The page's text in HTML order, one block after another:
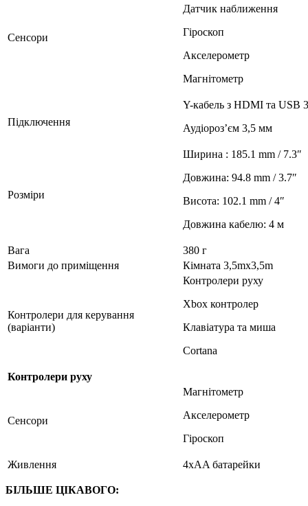
Сенсори
Датчик наближення
Гіроскоп
Акселерометр
Магнітометр
Підключення
Y-кабель з HDMI та USB
Аудіороз’єм 3,5 мм
Розміри
Ширина : 185.1 mm / 7.3″
Довжина: 94.8 mm / 3.7″
Висота: 102.1 mm / 4″
Довжина кабелю: 4 м
Вага
380 г
Вимоги до приміщення
Кімната 3,5mx3,5m
Контролери для керування
(варіанти)
Контролери руху
Xbox контролер
Клавіатура та миша
Cortana
Контролери руху
Сенсори
Магнітометр
Акселерометр
Гіроскоп
Живлення 4xAA батарейки
БІЛЬШЕ ЦІКАВОГО: